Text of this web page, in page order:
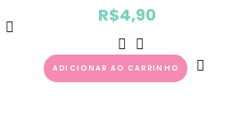
R$4,90
ADICIONAR AO CARRINHO